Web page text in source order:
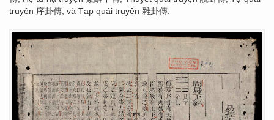
truyện 序卦傳, và Tạp quái truyện 雜卦傳.